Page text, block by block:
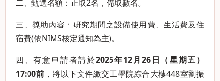
二、甄選名額：正取2名，備取數名。
三、獎助內容：研究期間之設備使用費、生活費及住
宿費(依NIMS核定通知為主)。
四、有意申請者請於2025年12月26日（星期五）
17:00前 ，將以下文件繳交工學院綜合大樓448室劉振